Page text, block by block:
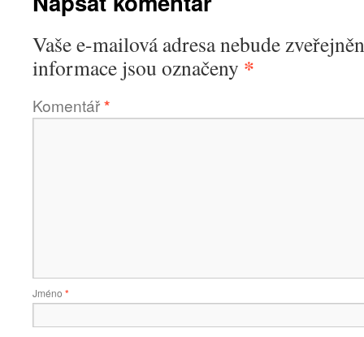
Vaše e-mailová adresa nebude
informace jsou označeny *
Komentář*
Jméno *